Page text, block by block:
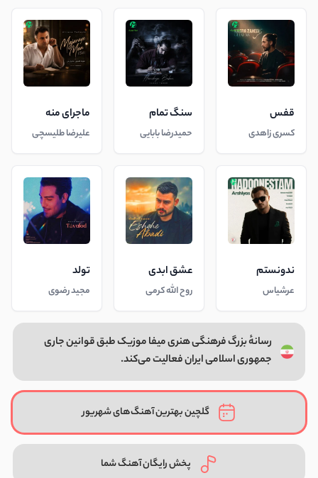
قفس
کسری زاهدی
سنگ تمام
حمیدرضا بابایی
ماجرای منه
علیرضا طلیسچی
ندونستم
عرشیاس
عشق ابدی
روح الله کرمی
تولد
مجید رضوی
رسانهٔ بزرگ فرهنگی هنری میفا موزیک طبق قوانین جاری
جمهوری اسلامی ایران فعالیت می‌کند.
گلچین بهترین آهنگ‌های شهریور
پخش رایگان آهنگ شما